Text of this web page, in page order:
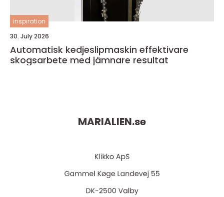
inspiration
30. July 2026
Automatisk kedjeslipmaskin effektivare
skogsarbete med jämnare resultat
MARIALIEN.se